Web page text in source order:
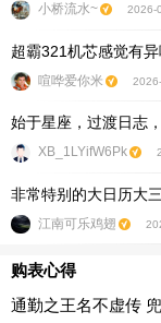
小桥流水~ 2026-
超霸321机芯感觉有异
喧哗爱你米
始于星座，过渡日志
XB_1LYifW6Pk
非常特别的大日历大
江南可乐鸡翅
购表心得
通勤之王名不虚传